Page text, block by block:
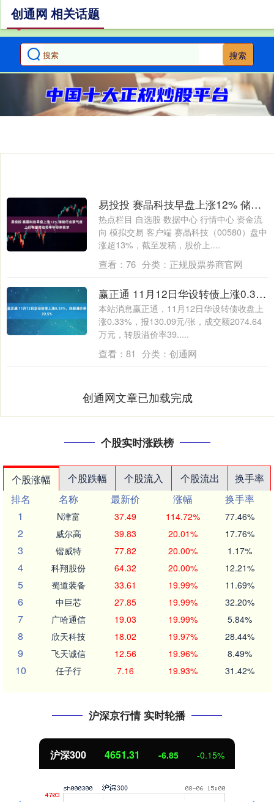
搜索
创通网 相关话题
易投投 赛晶科技早盘上涨12% 储能行业景气度上行有望带动功率半导体需求
热点栏目 自选股 数据中心 行情中心 资金流
向 模拟交易 客户端 赛晶科技（00580）盘中
涨超13%，截至发稿，股价上....
查看： 76 分类： 正规股票券商官网
赢正通 11月12日华设转债上涨0.33%，转股溢价率39.5%
本站消息赢正通，11月12日华设转债收盘上
涨0.33%，报130.09元/张，成交额2074.64
万元，转股溢价率39.....
查看： 81 分类： 创通网
创通网文章已加载完成
个股实时涨跌榜
个股涨幅 个股跌幅 个股流入 个股流出
换手率
排名
名称 最新价 涨幅
换手率
1
N津富 37.49 114.72% 77.46%
2 威尔高 39.83 20.01% 17.76%
3 锴威特 77.82 20.00% 1.17%
4 科翔股份 64.32 20.00% 12.21%
5 蜀道装备 33.61 19.99% 11.69%
6 中巨芯 27.85 19.99% 32.20%
7 广哈通信 19.03 19.99% 5.84%
8 欣天科技 18.02 19.97% 28.44%
9 飞天诚信 12.56 19.96% 8.49%
10 任子行 7.16 19.93% 31.42%
沪深京行情 实时轮播
沪深300 4651.31 -6.85 -0.15%